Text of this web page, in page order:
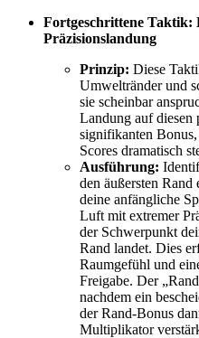
Fortgeschrittene Taktik:
Präzisionslandung
Prinzip: Diese
Umweltränder und
sie scheinbar
Landung auf diesen
signifikanten
Scores dramatisch
Ausführung:
den äußersten Rand
deine anfängliche
Luft mit extremer
der Schwerpunkt
Rand landet. Dies
Raumgefühl und
Freigabe. Der
nachdem ein
der Rand-Bonus
Multiplikator